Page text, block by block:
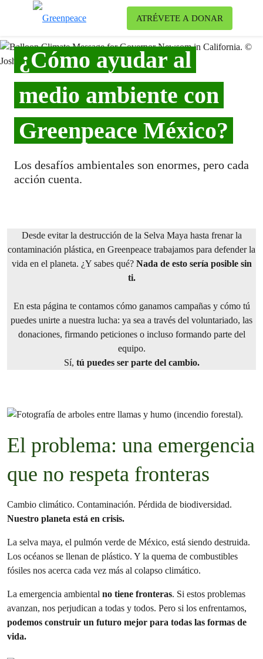
ATRÉVETE A DONAR
¿Cómo ayudar al
medio ambiente con
Greenpeace México?
Los desafíos ambientales son enormes, pero cada
acción cuenta.
Desde evitar la destrucción de la Selva Maya hasta frenar la
contaminación plástica, en Greenpeace trabajamos para defender la
vida en el planeta. ¿Y sabes qué? Nada de esto sería posible sin
ti.
En esta página te contamos cómo ganamos campañas y cómo tú
puedes unirte a nuestra lucha: ya sea a través del voluntariado, las
donaciones, firmando peticiones o incluso formando parte del
equipo.
Sí, tú puedes ser parte del cambio.
El problema: una emergencia
que no respeta fronteras
Cambio climático. Contaminación. Pérdida de biodiversidad.
Nuestro planeta está en crisis.
La selva maya, el pulmón verde de México, está siendo destruida.
Los océanos se llenan de plástico. Y la quema de combustibles
fósiles nos acerca cada vez más al colapso climático.
La emergencia ambiental no tiene fronteras. Si estos problemas
avanzan, nos perjudican a todas y todos. Pero si los enfrentamos,
podemos construir un futuro mejor para todas las formas de
vida.